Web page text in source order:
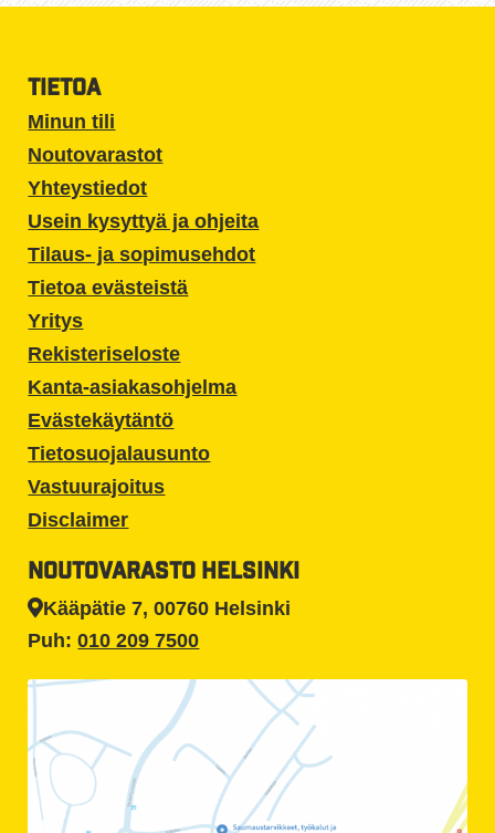
TIETOA
Minun tili
Noutovarastot
Yhteystiedot
Usein kysyttyä ja ohjeita
Tilaus- ja sopimusehdot
Tietoa evästeistä
Yritys
Rekisteriseloste
Kanta-asiakasohjelma
Evästekäytäntö
Tietosuojalausunto
Vastuurajoitus
Disclaimer
NOUTOVARASTO HELSINKI
Kääpätie 7, 00760 Helsinki
Puh:010 209 7500